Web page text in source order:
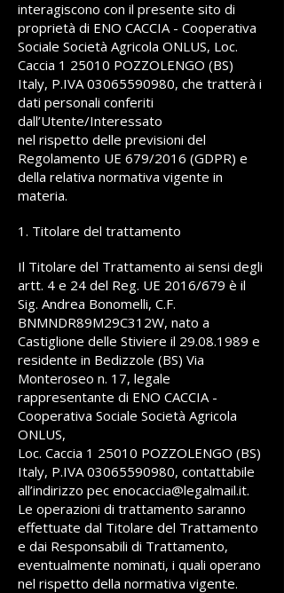
interagiscono con il presente sito di
proprietà di ENO CACCIA - Cooperativa
Sociale Società Agricola ONLUS, Loc.
Caccia 1 25010 POZZOLENGO (BS)
Italy, P.IVA03065590980, che tratterà i
dati personali conferiti
dall’Utente/Interessato
nel rispetto delle previsioni del
Regolamento UE 679/2016 (GDPR) e
della relativa normativa vigente in
materia.
1. Titolare del trattamento
Il Titolare del Trattamento ai sensi degli
artt. 4 e 24 del Reg. UE 2016/679 è il
Sig. Andrea Bonomelli, C.F.
BNMNDR89M29C312W, nato a
Castiglione delle Stiviere il 29.08.1989 e
residente in Bedizzole (BS) Via
Monteroseo n. 17, legale
rappresentante di ENO CACCIA -
Cooperativa Sociale Società Agricola
ONLUS,
Loc. Caccia 1 25010 POZZOLENGO (BS)
Italy, P.IVA 03065590980, contattabile
all’indirizzo pec enocaccia@legalmail.it.
Le operazioni di trattamento saranno
effettuate dal Titolare del Trattamento
e dai Responsabili di Trattamento,
eventualmente nominati, i quali operano
nel rispetto della normativa vigente.